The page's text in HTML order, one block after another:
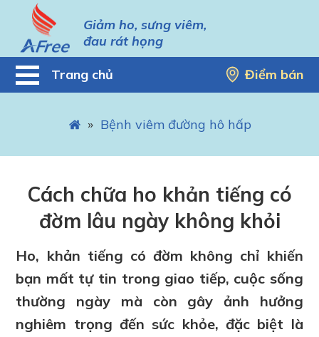
Giảm ho, sưng viêm,
đau rát họng
Trang chủ Điểm bán
» Bệnh viêm đường hô hấp
Cách chữa ho khản tiếng có
đờm lâu ngày không khỏi
Ho, khản tiếng có đờm không chỉ khiến
bạn mất tự tin trong giao tiếp, cuộc sống
thường ngày mà còn gây ảnh hưởng
nghiêm trọng đến sức khỏe, đặc biệt là